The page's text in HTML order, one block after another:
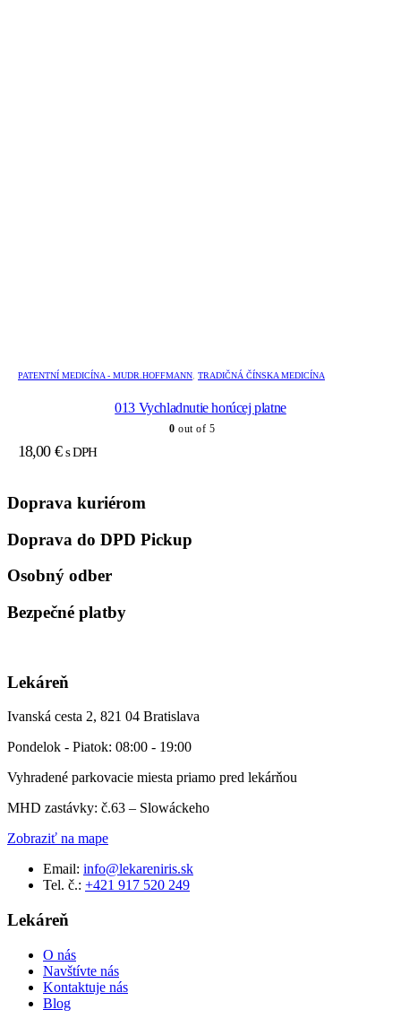
PATENTNÍ MEDICÍNA - MUDR.HOFFMANN, TRADIČNÁ ČÍNSKA MEDICÍNA
013 Vychladnutie horúcej platne
0 out of 5
18,00 € s DPH
Doprava kuriérom
Doprava do DPD Pickup
Osobný odber
Bezpečné platby
Lekáreň
Ivanská cesta 2, 821 04 Bratislava
Pondelok - Piatok: 08:00 - 19:00
Vyhradené parkovacie miesta priamo pred lekárňou
MHD zastávky: č.63 – Slowáckeho
Zobraziť na mape
Email: info@lekareniris.sk
Tel. č.: +421 917 520 249
Lekáreň
O nás
Navštívte nás
Kontaktuje nás
Blog